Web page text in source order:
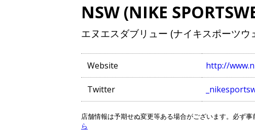
NSW (NIKE
エヌエスダブリュー (ナイキスポーツウ
Website http://
Twitter
店舗情報は予期せぬ変更等ある場合がございます。必ず事
ら